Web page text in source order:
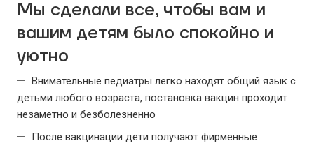
Мы сделали все, чтобы вам и
вашим детям было спокойно и
уютно
Внимательные педиатры легко находят общий язык с
детьми любого возраста, постановка вакцин проходит
незаметно и безболезненно
После вакцинации дети получают фирменные